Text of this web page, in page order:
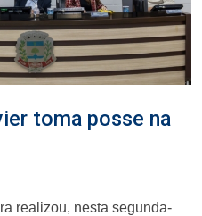
toma posse na
realizou, nesta segunda-